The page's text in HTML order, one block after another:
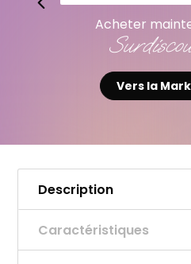
Acheter
Fnac.com
Vers la
Description
Caractéristiques